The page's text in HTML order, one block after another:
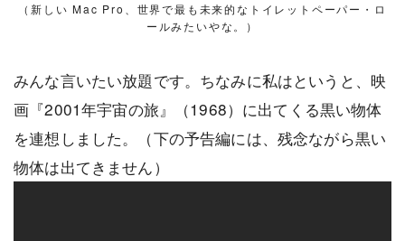
（新しい Mac Pro、世界で最も未来的なトイレットペーパー・ロ
ールみたいやな。）
みんな言いたい放題です。ちなみに私はというと、映
画『2001年宇宙の旅』（1968）に出てくる黒い物体
を連想しました。（下の予告編には、残念ながら黒い
物体は出てきません）